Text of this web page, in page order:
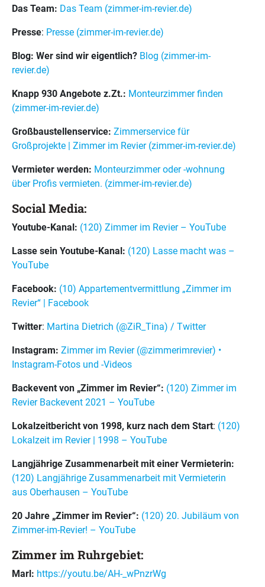
Das Team: Das Team (zimmer-im-revier.de)
Presse: Presse (zimmer-im-revier.de)
Blog: Wer sind wir eigentlich? Blog (zimmer-im-
revier.de)
Knapp 930 Angebote z.Zt.: Monteurzimmer finden
(zimmer-im-revier.de)
Großbaustellenservice: Zimmerservice für
Großprojekte | Zimmer im Revier (zimmer-im-revier.de)
Vermieter werden: Monteurzimmer oder -wohnung
über Profis vermieten. (zimmer-im-revier.de)
Social Media:
Youtube-Kanal: (120) Zimmer im Revier – YouTube
Lasse sein Youtube-Kanal: (120) Lasse macht was –
YouTube
Facebook: (10) Appartementvermittlung „Zimmer im
Revier“ | Facebook
Twitter: Martina Dietrich (@ZiR_Tina) / Twitter
Instagram: Zimmer im Revier (@zimmerimrevier) •
Instagram-Fotos und -Videos
Backevent von „Zimmer im Revier“: (120) Zimmer im
Revier Backevent 2021 – YouTube
Lokalzeitbericht von 1998, kurz nach dem Start: (120)
Lokalzeit im Revier | 1998 – YouTube
Langjährige Zusammenarbeit mit einer Vermieterin:
(120) Langjährige Zusammenarbeit mit Vermieterin
aus Oberhausen – YouTube
20 Jahre „Zimmer im Revier“: (120) 20. Jubiläum von
Zimmer-im-Revier! – YouTube
Zimmer im Ruhrgebiet:
Marl: https://youtu.be/AH-_wPnzrWg